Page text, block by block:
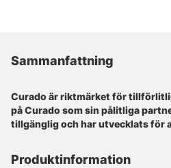
Sammanfattning
Curado är riktmärket för
på Curado som sin pålitliga
tillgänglig och har utvecklats för
Produktinformation